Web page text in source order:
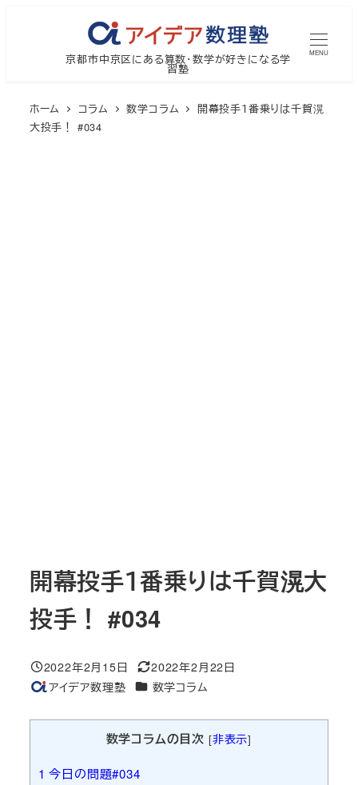
京都市中京区にある算数・数学が好きになる学
習塾
MENU
ホーム コラム 数学コラム
開幕投手１番乗りは千賀滉
大投手！ #034
開幕投手１番乗りは千賀滉大
投手！ #034
投稿日
2022年2月15日
更新日
2022年2月22日
著
アイデア数理塾 カテゴリー
数学コラム
数学コラムの目次 [非表示]
1 今日の問題#034